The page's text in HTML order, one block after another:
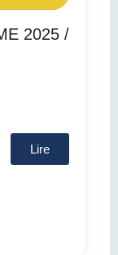
2025 /
Lire